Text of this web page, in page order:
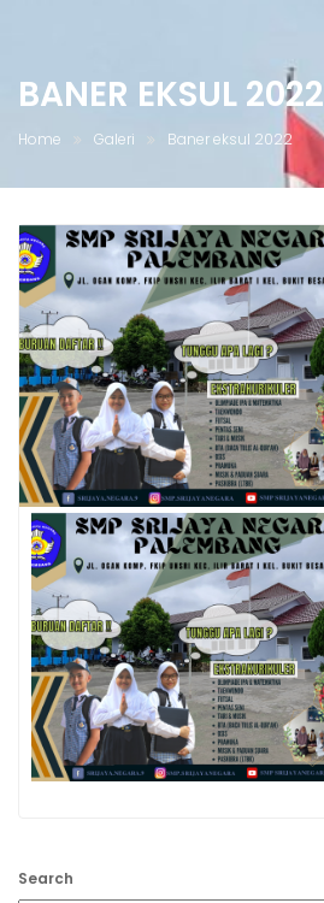
BANER EKSUL 2022
Home Galeri Baner eksul 2022
Search